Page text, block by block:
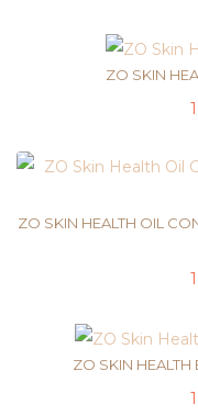
ZO SKIN
ZO SKIN HEALTH OIL
ZO SKIN HEALTH